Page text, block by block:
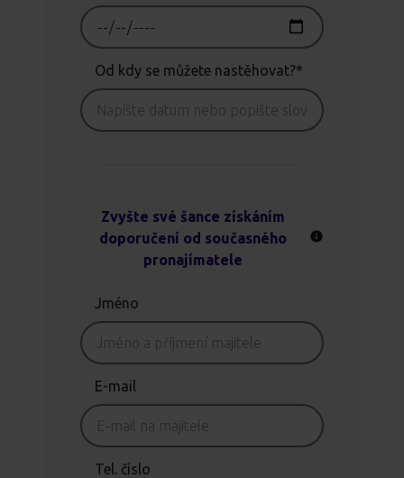
Od kdy se můžete nastěhovat?*
Zvyšte své šance získáním
doporučení od současného
pronajímatele
Jméno
E-mail
Tel. číslo